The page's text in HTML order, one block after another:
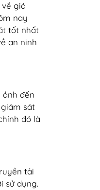
giá
nay
tốt nhất
an ninh
đến
sát
đó là
tải
sử dụng.